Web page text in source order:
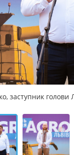
заступник голови